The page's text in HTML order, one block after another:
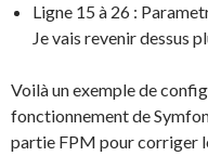
Ligne 15 à 26 :
Je vais revenir dessus
Voilà un exemple de
fonctionnement de
partie FPM pour corriger